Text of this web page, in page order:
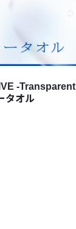
-Transparent
タオル